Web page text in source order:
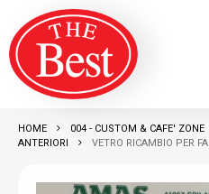
main
content
Products
search
HOME 004 - CUSTOM & CAFE' ZONE
ANTERIORI
VETRO RICAMBIO PER